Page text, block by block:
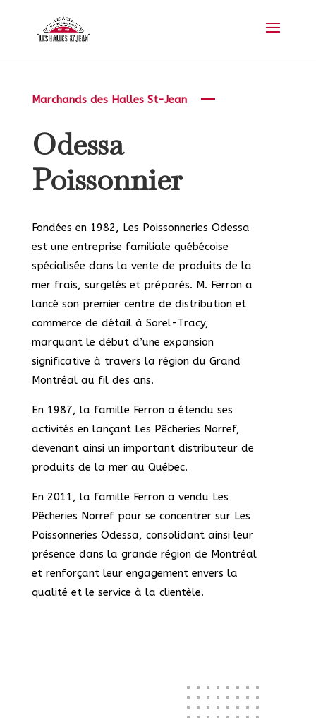
Marchands des Halles St-Jean
Odessa
Poissonnier
Fondées en 1982, Les Poissonneries Odessa
est une entreprise familiale québécoise
spécialisée dans la vente de produits de la
mer frais, surgelés et préparés. M. Ferron a
lancé son premier centre de distribution et
commerce de détail à Sorel-Tracy,
marquant le début d’une expansion
significative à travers la région du Grand
Montréal au fil des ans.
En 1987, la famille Ferron a étendu ses
activités en lançant Les Pêcheries Norref,
devenant ainsi un important distributeur de
produits de la mer au Québec.
En 2011, la famille Ferron a vendu Les
Pêcheries Norref pour se concentrer sur Les
Poissonneries Odessa, consolidant ainsi leur
présence dans la grande région de Montréal
et renforçant leur engagement envers la
qualité et le service à la clientèle.